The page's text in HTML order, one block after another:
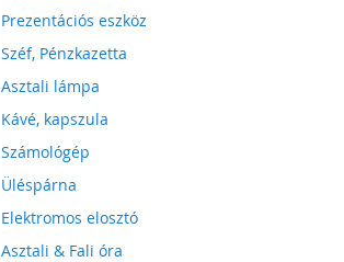
Prezentációs eszköz
Széf, Pénzkazetta
Asztali lámpa
Kávé, kapszula
Számológép
Üléspárna
Elektromos elosztó
Asztali & Fali óra